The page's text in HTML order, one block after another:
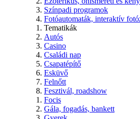
Színpadi programok
Fotóautomaták, interaktív
Tematikák
Autós
Casino
Családi nap
Csapatépítő
Esküvő
Felnőtt
Fesztivál, roadshow
Focis
Gála, fogadás, bankett